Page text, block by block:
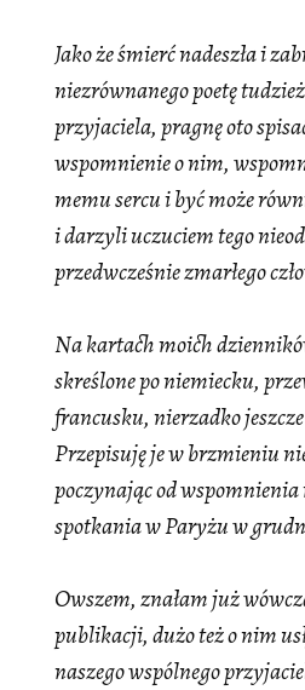
Jako że śmierć nadeszła i
niezrównanego poetę
przyjaciela, pragnę oto
wspomnienie o nim,
memu sercu i być może
i darzyli uczuciem tego
przedwcześnie zmarłego
Na kartach moich
skreślone po niemiecku,
francusku, nierzadko
Przepisuję je w brzmieniu
poczynając od wspomnienia
spotkania w Paryżu w
Owszem, znałam już
publikacji, dużo też o nim
naszego wspólnego